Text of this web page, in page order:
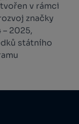
v rámci
značky
2025,
státního